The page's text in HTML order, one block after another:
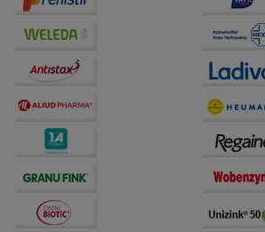
Drittseiten möglichst relevant für Sie
Bitte beachten Sie, dass Daten hierfür
Dritte wie z.B. Google oder soziale